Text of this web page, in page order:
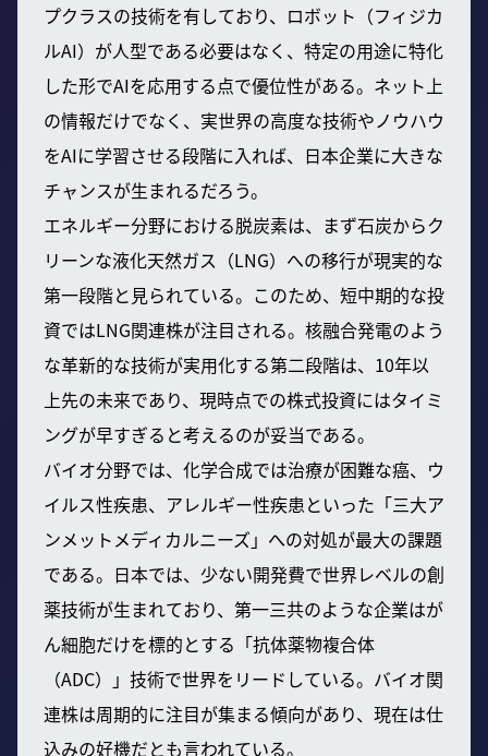
プクラスの技術を有しており、ロボット（フィジカ
ルAI）が人型である必要はなく、特定の用途に特化
した形でAIを応用する点で優位性がある。ネット上
の情報だけでなく、実世界の高度な技術やノウハウ
をAIに学習させる段階に入れば、日本企業に大きな
チャンスが生まれるだろう。
エネルギー分野における脱炭素は、まず石炭からク
リーンな液化天然ガス（LNG）への移行が現実的な
第一段階と見られている。このため、短中期的な投
資ではLNG関連株が注目される。核融合発電のよう
な革新的な技術が実用化する第二段階は、10年以
上先の未来であり、現時点での株式投資にはタイミ
ングが早すぎると考えるのが妥当である。
バイオ分野では、化学合成では治療が困難な癌、ウ
イルス性疾患、アレルギー性疾患といった「三大ア
ンメットメディカルニーズ」への対処が最大の課題
である。日本では、少ない開発費で世界レベルの創
薬技術が生まれており、第一三共のような企業はが
ん細胞だけを標的とする「抗体薬物複合体
（ADC）」技術で世界をリードしている。バイオ関
連株は周期的に注目が集まる傾向があり、現在は仕
込みの好機だとも言われている。